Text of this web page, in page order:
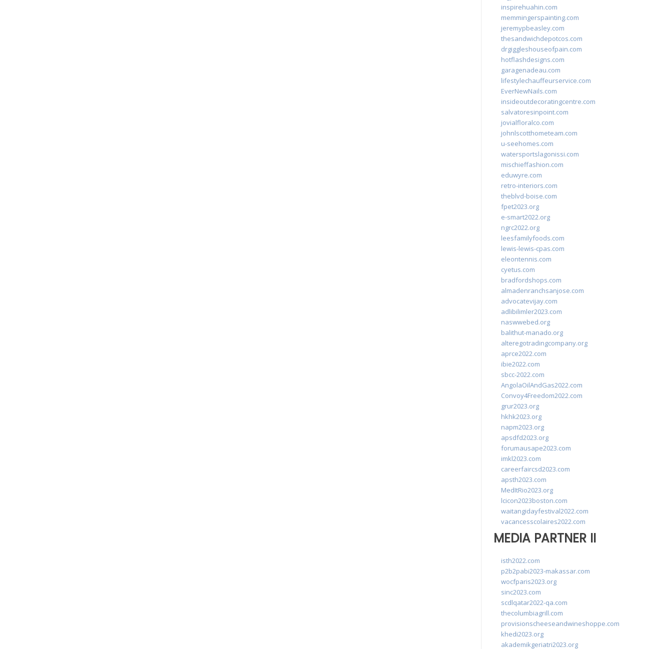
inspirehuahin.com
memmingerspainting.com
jeremypbeasley.com
thesandwichdepotcos.com
drgiggleshouseofpain.com
hotflashdesigns.com
garagenadeau.com
lifestylechauffeurservice.com
EverNewNails.com
insideoutdecoratingcentre.com
salvatoresinpoint.com
jovialfloralco.com
johnlscotthometeam.com
u-seehomes.com
watersportslagonissi.com
mischieffashion.com
eduwyre.com
retro-interiors.com
theblvd-boise.com
fpet2023.org
e-smart2022.org
ngrc2022.org
leesfamilyfoods.com
lewis-lewis-cpas.com
eleontennis.com
cyetus.com
bradfordshops.com
almadenranchsanjose.com
advocatevijay.com
adlibilimler2023.com
naswwebed.org
balithut-manado.org
alteregotradingcompany.org
aprce2022.com
ibie2022.com
sbcc-2022.com
AngolaOilAndGas2022.com
Convoy4Freedom2022.com
grur2023.org
hkhk2023.org
napm2023.org
apsdfd2023.org
forumausape2023.com
imkl2023.com
careerfaircsd2023.com
apsth2023.com
MedItRio2023.org
lcicon2023boston.com
waitangidayfestival2022.com
vacancesscolaires2022.com
MEDIA PARTNER II
isth2022.com
p2b2pabi2023-makassar.com
wocfparis2023.org
sinc2023.com
scdlqatar2022-qa.com
thecolumbiagrill.com
provisionscheeseandwineshoppe.com
khedi2023.org
akademikgeriatri2023.org